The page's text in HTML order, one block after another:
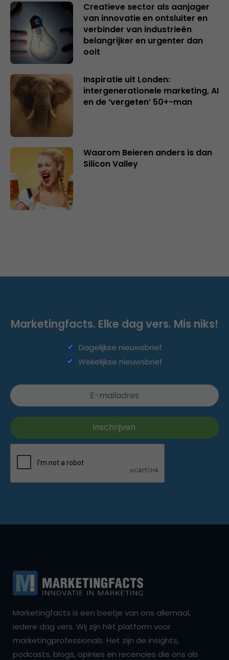
Creatieve sector als aanjager
van innovatie en ontsluiter en
verbinder van industrieën
belangrijker en urgenter dan
ooit
Inspiratie uit Londen:
intergenerationele marketing, AI
en de ‘vergeten’ 50+-man
Waarom Beieren anders is dan
Silicon Valley
Marketingfacts. Elke dag vers. Mis niks!
Dagelijkse nieuwsbrief
Wekelijkse nieuwsbrief
Marketingfacts is een beetje van ons allemaal,
iedere dag vers. Wij zijn hét platform voor
marketingprofessionals. Het zijn de insights,
podcasts, blogs, opinies en recencies die ons als